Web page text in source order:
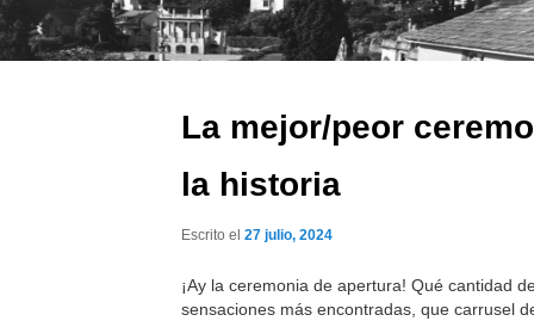
La mejor/peor
la historia
Escrito el27 julio, 2024
¡Ay la ceremonia de apertura! Qué cantidad
sensaciones más encontradas, que carrusel